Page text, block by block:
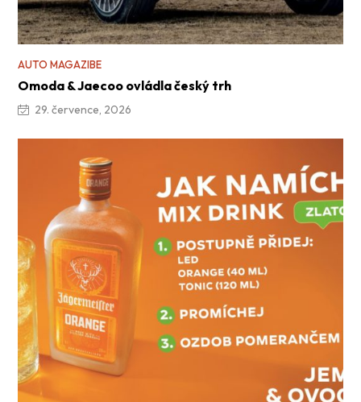
AUTO MAGAZIBE
Omoda & Jaecoo ovládla český trh
29. července, 2026